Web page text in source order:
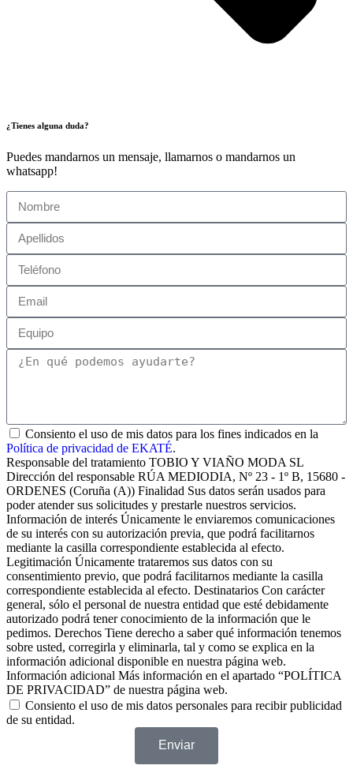
¿Tienes alguna duda?
Puedes mandarnos un mensaje, llamarnos o mandarnos un
whatsapp!
Consiento el uso de mis datos para los fines indicados en la
Política de privacidad de EKATÉ.
Responsable del tratamiento TOBIO Y VIAÑO MODA SL
Dirección del responsable RÚA MEDIODIA, Nº 23 - 1º B, 15680 -
ORDENES (Coruña (A)) Finalidad Sus datos serán usados para
poder atender sus solicitudes y prestarle nuestros servicios.
Información de interés Únicamente le enviaremos comunicaciones
de su interés con su autorización previa, que podrá facilitarnos
mediante la casilla correspondiente establecida al efecto.
Legitimación Únicamente trataremos sus datos con su
consentimiento previo, que podrá facilitarnos mediante la casilla
correspondiente establecida al efecto. Destinatarios Con carácter
general, sólo el personal de nuestra entidad que esté debidamente
autorizado podrá tener conocimiento de la información que le
pedimos. Derechos Tiene derecho a saber qué información tenemos
sobre usted, corregirla y eliminarla, tal y como se explica en la
información adicional disponible en nuestra página web.
Información adicional Más información en el apartado “POLÍTICA
DE PRIVACIDAD” de nuestra página web.
Consiento el uso de mis datos personales para recibir publicidad
de su entidad.
Enviar